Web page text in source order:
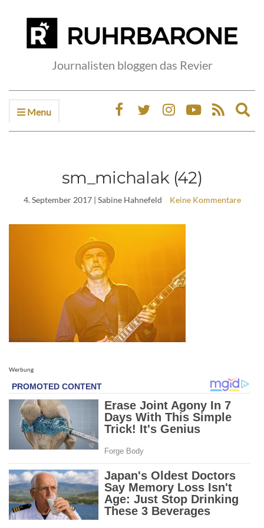
Journalisten bloggen das Revier
Menu
sm_michalak (42)
4. September 2017| Sabine Hahnefeld Keine Kommentare
Werbung